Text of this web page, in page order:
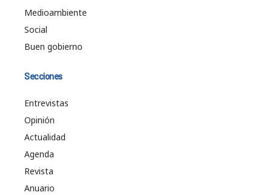
Medioambiente
Social
Buen gobierno
Secciones
Entrevistas
Opinión
Actualidad
Agenda
Revista
Anuario